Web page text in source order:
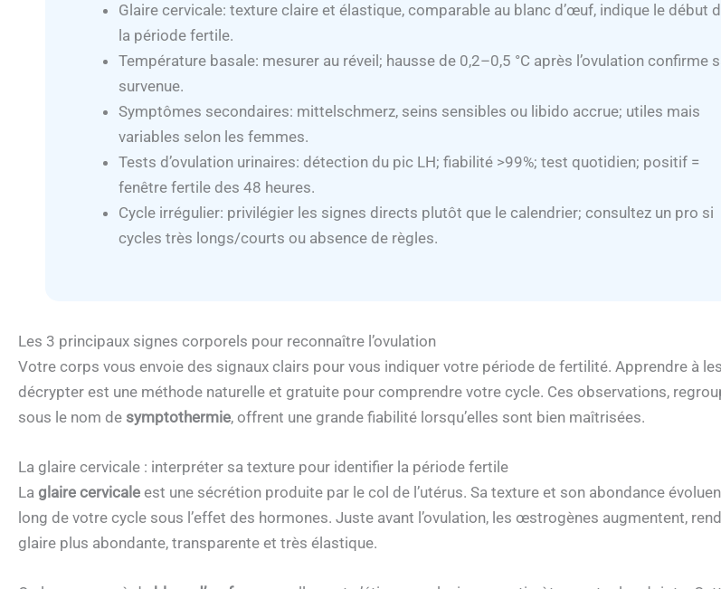
Glaire cervicale: texture claire et élastique, comparable au blanc d’œuf, indique le début
la période fertile.
Température basale: mesurer au réveil; hausse de 0,2–0,5 °C après l’ovulation confirme
survenue.
Symptômes secondaires: mittelschmerz, seins sensibles ou libido accrue; utiles mais
variables selon les femmes.
Tests d’ovulation urinaires: détection du pic LH; fiabilité >99%; test quotidien; positif =
fenêtre fertile des 48 heures.
Cycle irrégulier: privilégier les signes directs plutôt que le calendrier; consultez un pro si
cycles très longs/courts ou absence de règles.
Les 3 principaux signes corporels pour reconnaître l’ovulation
Votre corps vous envoie des signaux clairs pour vous indiquer votre période de fertilité. Apprendre à les
décrypter est une méthode naturelle et gratuite pour comprendre votre cycle. Ces observations,
sous le nom de symptothermie, offrent une grande fiabilité lorsqu’elles sont bien maîtrisées.
La glaire cervicale : interpréter sa texture pour identifier la période fertile
La glaire cervicale est une sécrétion produite par le col de l’utérus. Sa texture et son abondance
long de votre cycle sous l’effet des hormones. Juste avant l’ovulation, les œstrogènes augmentent,
glaire plus abondante, transparente et très élastique.